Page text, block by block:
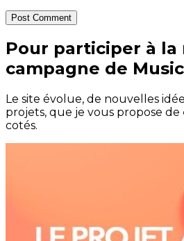
Post Comment
Pour participer à la
campagne de
Le site évolue, de nouvelles
projets, que je vous propose de
cotés.